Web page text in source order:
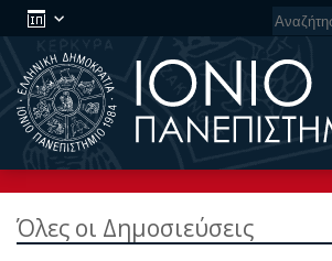
Όλες οι Δημοσιεύσεις